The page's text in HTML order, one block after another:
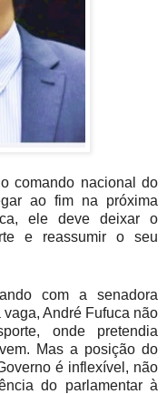
comando nacional do
ao fim na próxima
ele deve deixar o
e reassumir o seu
com a senadora
André Fufuca não
onde pretendia
Mas a posição do
é inflexível, não
do parlamentar à